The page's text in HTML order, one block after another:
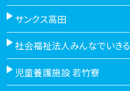
サンクス高田
社会福祉法人みんなでいきる
児童養護施設 若竹寮